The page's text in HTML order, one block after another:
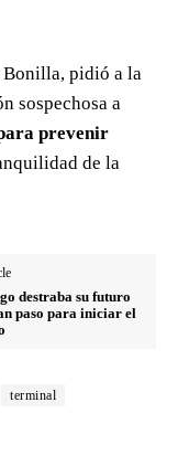
Bonilla, pidió a la
sospechosa a
prevenir
de la
destraba su futuro
paso para iniciar el
terminal